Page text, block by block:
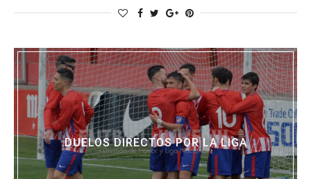
DUELOS DIRECTOS POR LA LIGA